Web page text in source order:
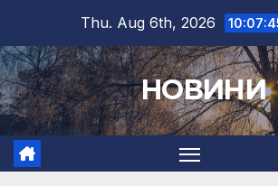
content
Thu. Aug 6th, 2026
НОВИНИ